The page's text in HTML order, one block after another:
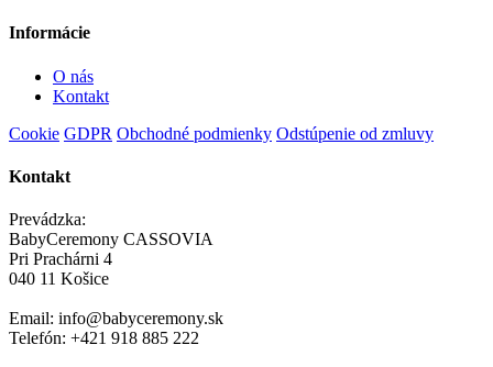
Informácie
O nás
Kontakt
Cookie GDPR Obchodné podmienky Odstúpenie od zmluvy
Kontakt
Prevádzka:
BabyCeremony CASSOVIA
Pri Prachárni 4
040 11 Košice
Email: info@babyceremony.sk
Telefón: +421 918 885 222